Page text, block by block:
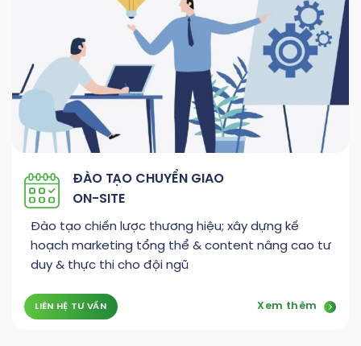
ĐÀO TẠO CHUYỂN GIAO
ON-SITE
Đào tạo chiến lược thương hiệu; xây dựng kế
hoạch marketing tổng thể & content nâng cao tư
duy & thực thi cho đội ngũ
LIÊN HỆ TƯ VẤN Xem thêm